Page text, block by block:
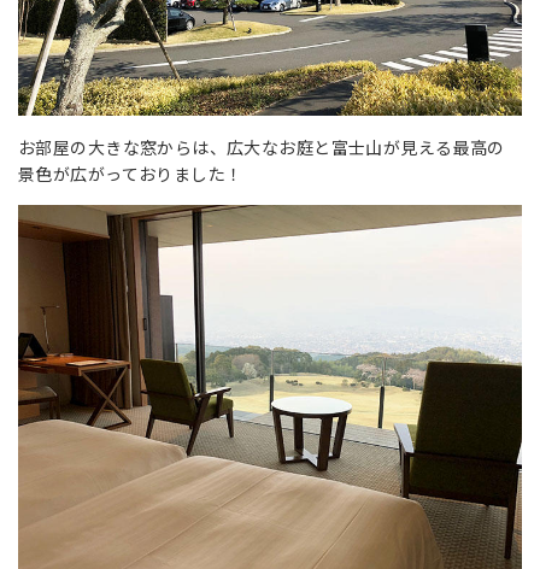
お部屋の大きな窓からは、広大なお庭と富士山が見える最高の
景色が広がっておりました！